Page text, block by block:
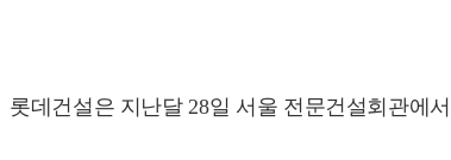
롯데건설은 지난달 28일 서울 전문건설회관에